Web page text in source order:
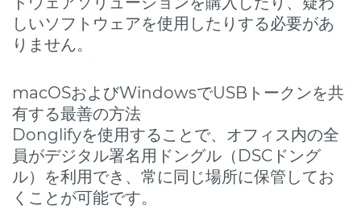
しいソフトウェアを使用したりする必要があ
りません。
macOSおよびWindowsでUSBトークンを共
有する最善の方法
Donglifyを使用することで、オフィス内の全
員がデジタル署名用ドングル（DSCドング
ル）を利用でき、常に同じ場所に保管してお
くことが可能です。